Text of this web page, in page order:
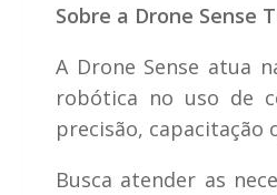
Sobre a Drone Sense
A Drone Sense atua
robótica no uso de
precisão, capacitação
Busca atender as